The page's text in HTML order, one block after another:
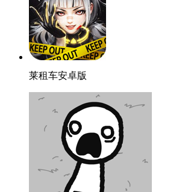
莱租车安卓版